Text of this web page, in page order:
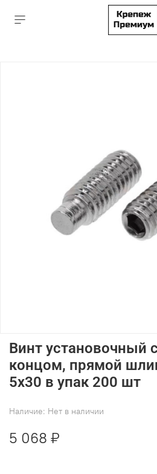
Наличие: Нет в наличии
Винт установочный
концом, прямой
5х30 в упак 200 шт
5 068 ₽